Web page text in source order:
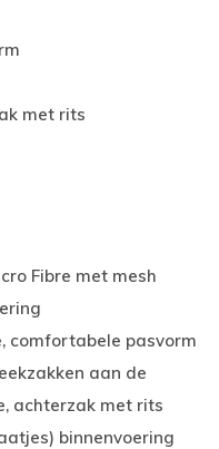
met rits
Fibre met mesh
comfortabele pasvorm
aan de
achterzak met rits
binnenvoering